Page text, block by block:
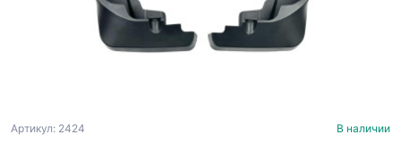
Артикул: 2424 В наличии